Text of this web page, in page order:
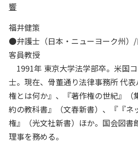
響
福井健策
●弁護士（日本・ニューヨーク州）
客員教授
1991年 東京大学法学部卒。米国
士。現在、骨董通り法律事務所 代
権とは何か』、『著作権の世紀』（
約の教科書』（文春新書）、『『ネ
権』（光文社新書）ほか。国会図書
理事を務める。